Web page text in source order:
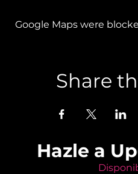
Google Maps were
Share
Hazle a